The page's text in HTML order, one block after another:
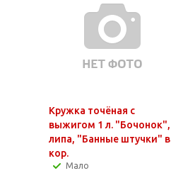
Кружка точёная с
выжигом 1 л. "Бочонок",
липа, "Банные штучки" в
кор.
Мало